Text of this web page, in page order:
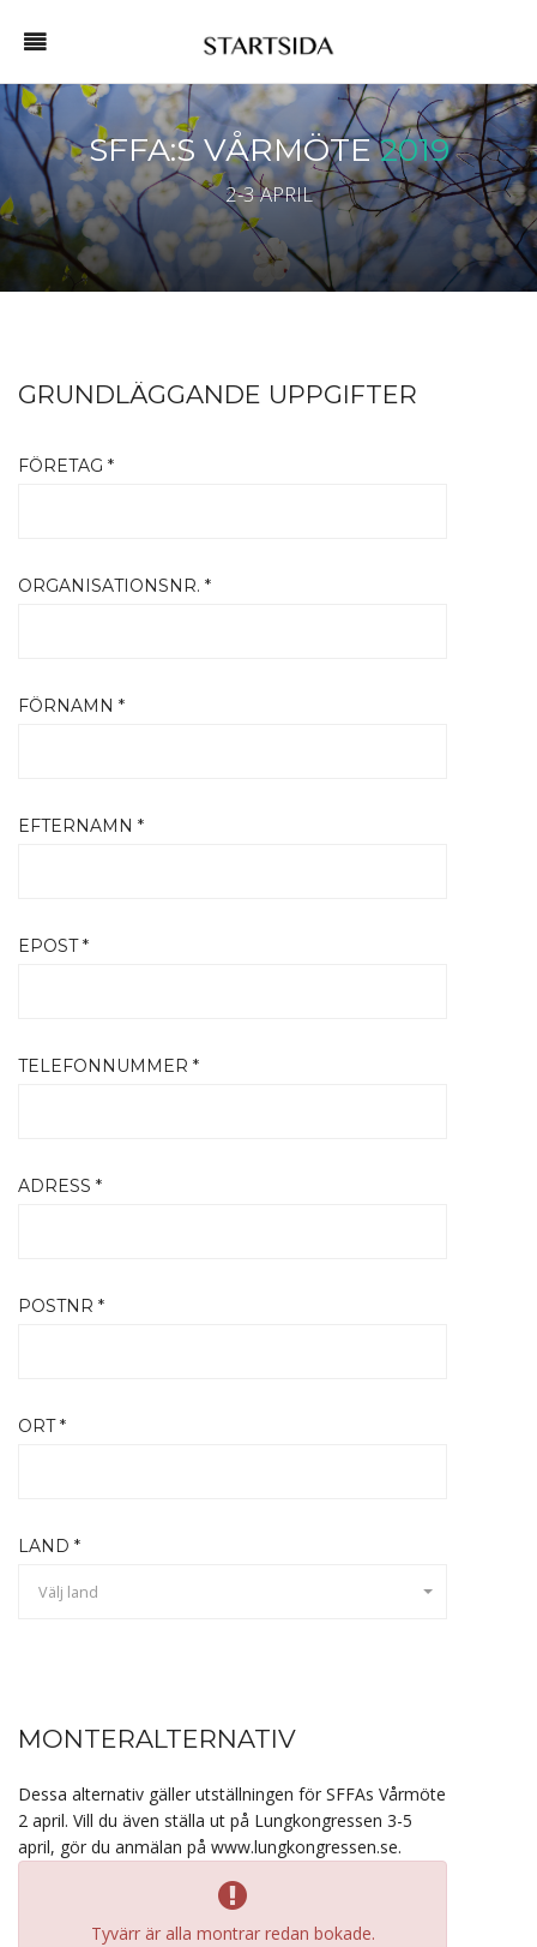
SFFA:S VÅRMÖTE2019
2-3 APRIL
GRUNDLÄGGANDE UPPGIFTER
FÖRETAG *
ORGANISATIONSNR. *
FÖRNAMN *
EFTERNAMN *
EPOST *
TELEFONNUMMER *
ADRESS *
POSTNR *
ORT *
LAND *
Välj land
MONTERALTERNATIV
Dessa alternativ gäller utställningen för SFFAs Vårmöte
2 april. Vill du även ställa ut på Lungkongressen 3-5
april, gör du anmälan på www.lungkongressen.se.
Tyvärr är alla montrar redan bokade.